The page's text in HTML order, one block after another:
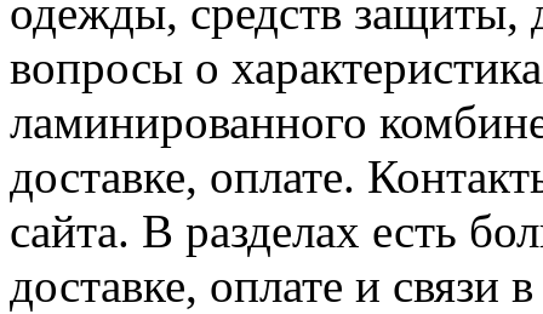
одежды, средств защиты,
вопросы о
ламинированного
доставке, оплате.
сайта. В разделах есть
доставке, оплате и связи